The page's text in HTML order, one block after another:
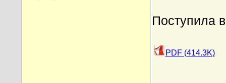
Поступила
PDF (414.3K)